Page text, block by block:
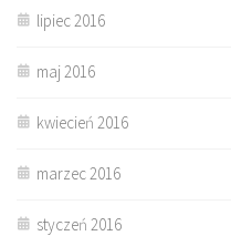
lipiec 2016
maj 2016
kwiecień 2016
marzec 2016
styczeń 2016